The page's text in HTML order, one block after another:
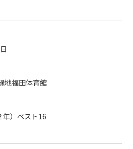
地福田体育館
）ベスト16
問い合わせ
パンフレット